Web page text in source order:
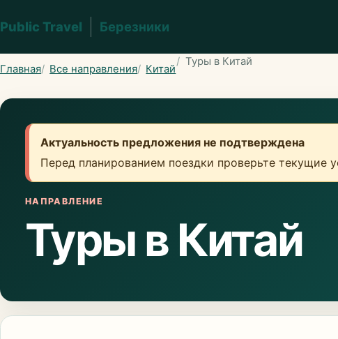
Public Travel Березники
Главная Все направления Китай
Туры в Китай
Актуальность предложения не подтверждена
Перед планированием поездки проверьте текущие
НАПРАВЛЕНИЕ
Туры в Китай